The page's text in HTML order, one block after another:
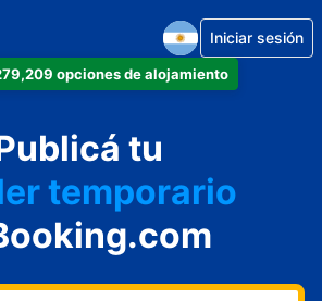
opciones de alojamiento
Iniciar sesión
tu
hotel
temporario
cabaña